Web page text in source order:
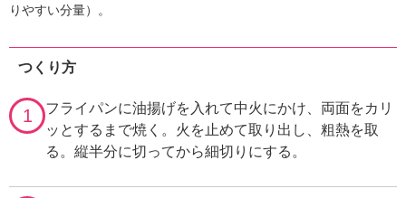
りやすい分量）。
つくり方
1
フライパンに油揚げを入れて中火にかけ、両面をカリ
ッとするまで焼く。火を止めて取り出し、粗熱を取
る。縦半分に切ってから細切りにする。